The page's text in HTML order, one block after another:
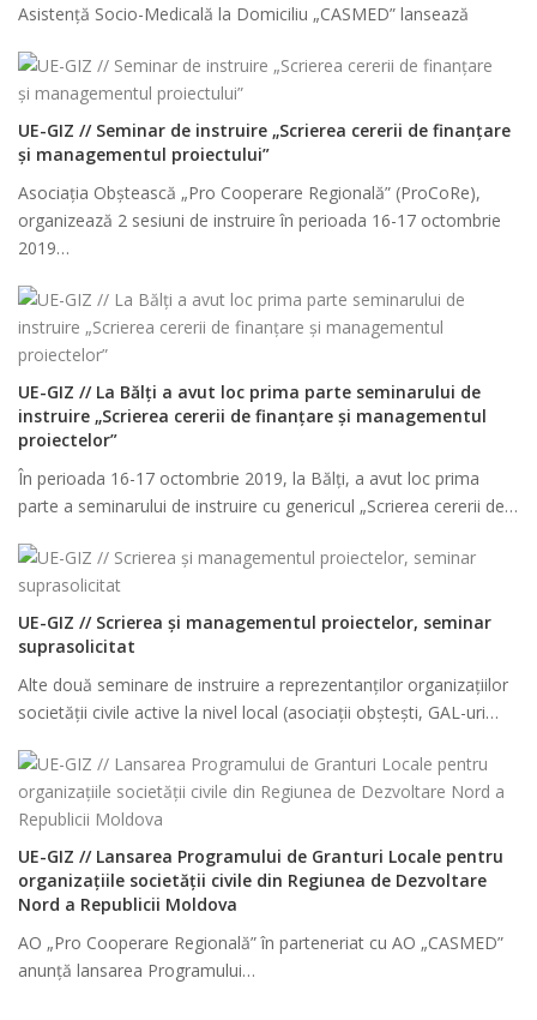
Asistenţă Socio-Medicală la Domiciliu „CASMED” lansează
UE-GIZ // Seminar de instruire „Scrierea cererii de finanțare
și managementul proiectului”
Asociația Obștească „Pro Cooperare Regională” (ProCoRe),
organizează 2 sesiuni de instruire în perioada 16-17 octombrie
2019…
UE-GIZ // La Bălți a avut loc prima parte seminarului de
instruire „Scrierea cererii de finanțare și managementul
proiectelor”
În perioada 16-17 octombrie 2019, la Bălți, a avut loc prima
parte a seminarului de instruire cu genericul „Scrierea cererii de…
UE-GIZ // Scrierea și managementul proiectelor, seminar
suprasolicitat
Alte două seminare de instruire a reprezentanților organizațiilor
societății civile active la nivel local (asociații obștești, GAL-uri…
UE-GIZ // Lansarea Programului de Granturi Locale pentru
organizațiile societății civile din Regiunea de Dezvoltare
Nord a Republicii Moldova
AO „Pro Cooperare Regională” în parteneriat cu AO „CASMED”
anunță lansarea Programului…